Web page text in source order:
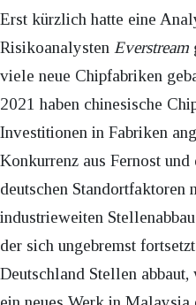
Erst kürzlich hatte eine
Risikoanalysten Everstream
viele neue Chipfabriken
2021 haben chinesische
Investitionen in Fabriken
Konkurrenz aus Fernost
deutschen Standortfaktoren
industrieweiten
der sich ungebremst
Deutschland Stellen